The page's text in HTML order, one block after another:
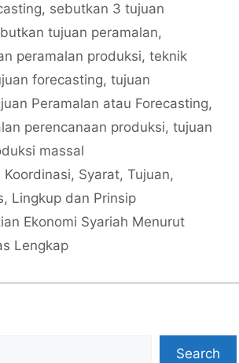
, sebutkan 3 tujuan
tujuan peramalan,
peramalan produksi, teknik
forecasting, tujuan
Peramalan atau Forecasting,
perencanaan produksi, tujuan
massal
Syarat, Tujuan,
Lingkup dan Prinsip
Ekonomi Syariah Menurut
Lengkap
Search